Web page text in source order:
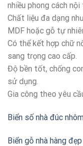
nhiều phong cách
Chất liệu đa dạng
MDF hoặc gỗ tự
Có thể kết hợp chữ
sang trọng cao cấp.
Độ bền tốt, chống
sử dụng.
Gia công theo yêu
Biển số nhà đúc
Biển gỗ nhà hàng